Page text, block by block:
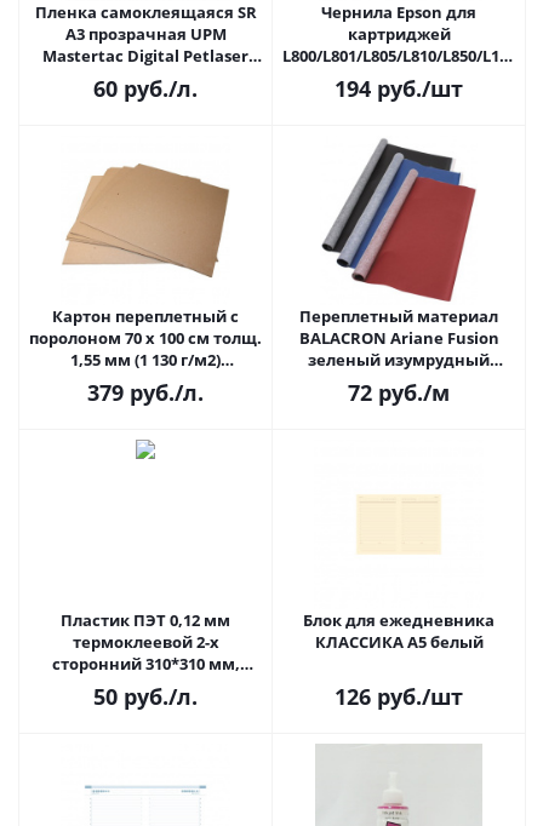
Пленка самоклеящаяся SR
A3 прозрачная UPM
Mastertac Digital Petlaser
Gloss Clearl 97А
(полиэстровая 192 г/м2,
60 руб./л.
Чернила Epson для
картриджей
L800/L801/L805/L810/L850/L1800
light magenta, 100мл, InkTec
(E0017-100MLM)
194 руб./шт
Картон переплетный с
поролоном 70 х 100 см толщ.
1,55 мм (1 130 г/м2)
MOORMAN FOAMBOARD (1
лист)
379 руб./л.
Переплетный материал
BALACRON Ariane Fusion
зеленый изумрудный
(76321/76792, 1 п.м., шир. 1,06
м)
72 руб./м
Пластик ПЭТ 0,12 мм
термоклеевой 2-х
сторонний 310*310 мм,
прозрачный
50 руб./л.
Блок для ежедневника
КЛАССИКА А5 белый
126 руб./шт